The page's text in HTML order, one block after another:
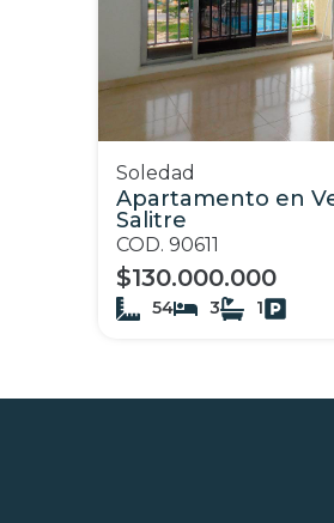
Soledad
Apartamento en
Salitre
COD. 90611
$130.000.000
54 3 1